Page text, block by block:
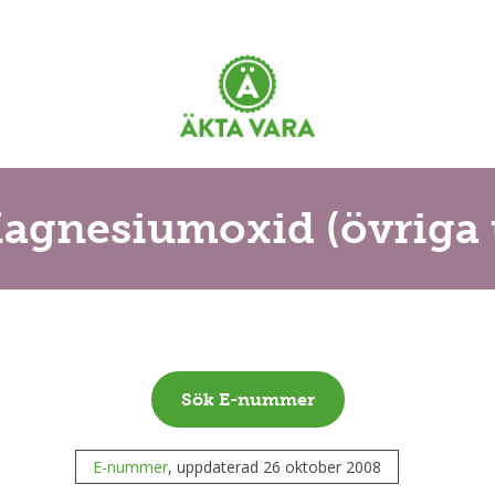
(övriga
Sök E-nummer
E-nummer, uppdaterad 26 oktober 2008